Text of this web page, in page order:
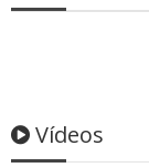
Vídeos